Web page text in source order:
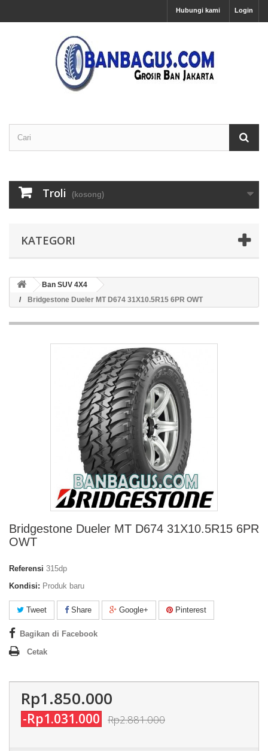
Login
Hubungi kami
Troli (kosong)
KATEGORI
Ban SUV 4X4
Bridgestone Dueler MT D674 31X10.5R15 6PR OWT
Bridgestone Dueler MT D674 31X10.5R15 6PR
OWT
Referensi 315dp
Kondisi: Produk baru
Tweet Share Google+ Pinterest
Bagikan di Facebook
Cetak
Rp1.850.000
-Rp1.031.000 Rp2.881.000